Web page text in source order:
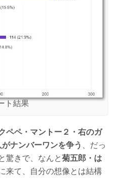
ト結果
ペペ・マントー２・右のガ
ナンバーワンを争う
、だっ
驚きで、なんと菊五郎・は
来て、自分の想像とは結構